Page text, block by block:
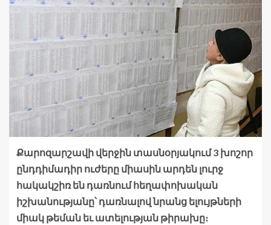
Քարոզարշավի վերջին տասնօրյակում 3 խոշոր
ընդդիմադիր ուժերը միասին արդեն լուրջ
հակակշիռ են դառնում հեղափոխական
իշխանությանը՝ դառնալով նրանց ելույթների
միակ թեման եւ ատելության թիրախը։